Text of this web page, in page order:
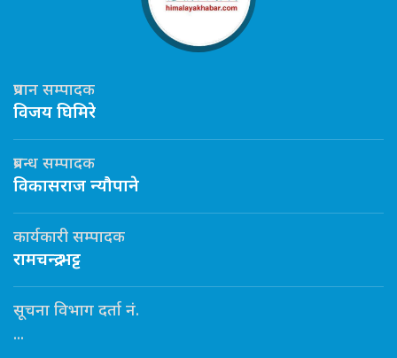
प्रधान सम्पादक
विजय घिमिरे
प्रबन्ध सम्पादक
विकासराज न्यौपाने
कार्यकारी सम्पादक
रामचन्द्र भट्ट
सूचना विभाग दर्ता नं.
...